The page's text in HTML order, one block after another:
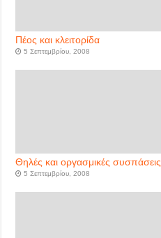
Πέος και κλειτορίδα
5 Σεπτεμβρίου, 2008
Θηλές και οργασμικές συσπάσεις
5 Σεπτεμβρίου, 2008